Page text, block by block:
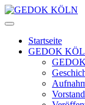
Startseite
GEDOK